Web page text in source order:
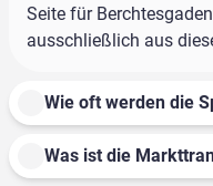
Seite für
ausschließlich aus
Wie oft werden die
Was ist die